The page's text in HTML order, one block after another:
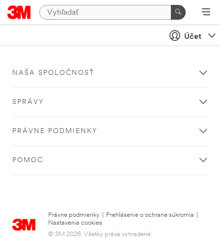
Účet
NAŠA SPOLOČNOSŤ
SPRÁVY
PRÁVNE PODMIENKY
POMOC
Právne podmienky Prehlásenie o ochrane súkromia
Nastavenia cookies
© 3M 2026. Všetky práva vyhradené.